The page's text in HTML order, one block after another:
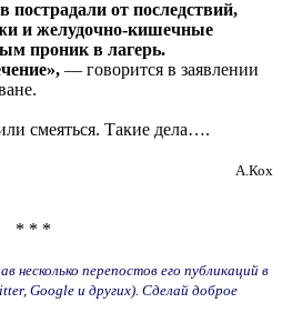
пострадали от последствий,
и желудочно-кишечные
проник в лагерь.
— говорится в заявлении
смеяться. Такие дела….
А.Кох
* * *
несколько перепостов его публикаций в
Google и других). Сделай доброе